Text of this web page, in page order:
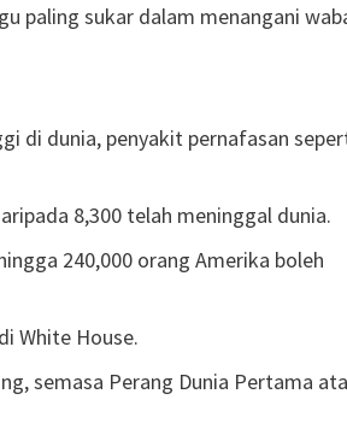
paling sukar dalam menangani
di dunia, penyakit pernafasan
8,300 telah meninggal dunia.
240,000 orang Amerika boleh
White House.
semasa Perang Dunia Pertama